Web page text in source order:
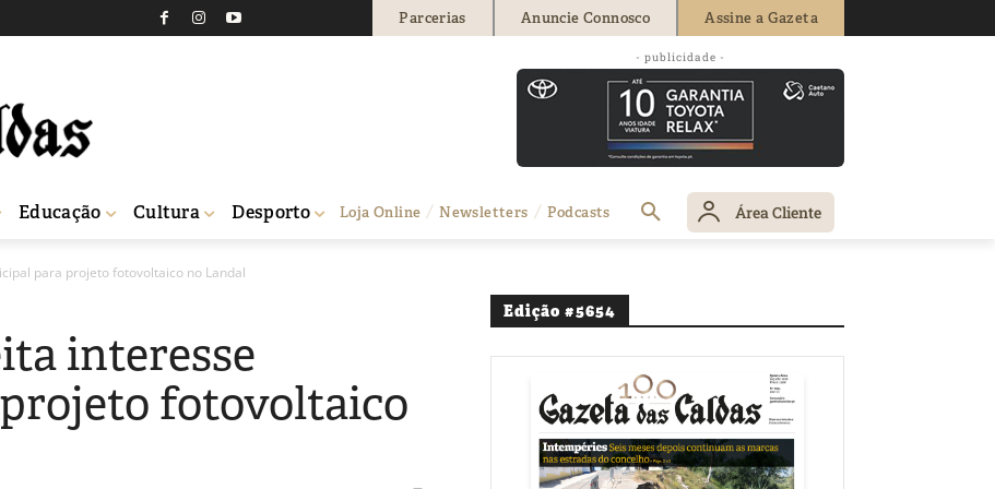
Parcerias Anuncie Connosco Assine a Gazeta
- publicidade -
Educação Cultura Desporto Loja Online Newsletters Podcasts Área Cliente
para projeto fotovoltaico no Landal
interesse
fotovoltaico
Edição #5654